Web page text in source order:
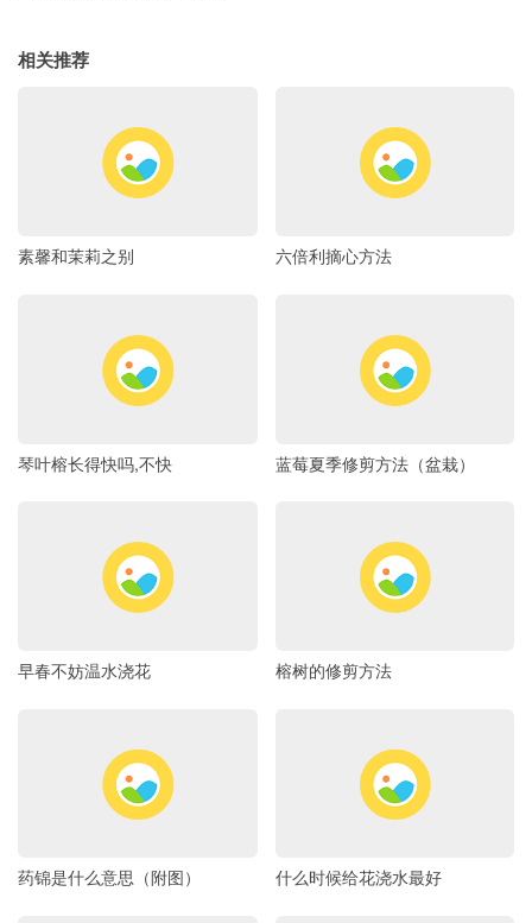
相关推荐
素馨和茉莉之别 六倍利摘心方法
琴叶榕长得快吗,不快 蓝莓夏季修剪方法（盆栽）
早春不妨温水浇花 榕树的修剪方法
药锦是什么意思（附图） 什么时候给花浇水最好